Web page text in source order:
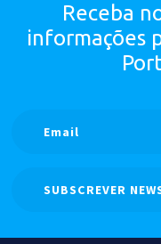
Receba
informações
SUBSCREVER